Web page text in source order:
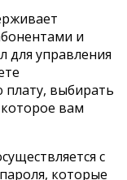
и
для управления
выбирать
вам
с
которые